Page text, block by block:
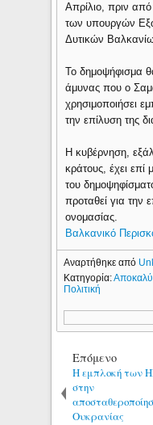
Απρίλιο, πριν
των υπουργών
Δυτικών
Το δημοψήφισμα
άμυνας που ο
χρησιμοποιήσει
την επίλυση της
Η κυβέρνηση,
κράτους, έχει επί
του
προταθεί για την
ονομασίας.
Βαλκανικό
Αναρτήθηκε από
Κατηγορία:
Πολιτική
Επόμενο
Η εμπλοκή των
στην
Ουκρανίας